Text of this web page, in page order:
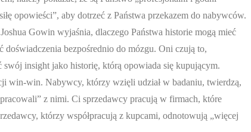
opowieści”, aby dotrzeć z Państwa przekazem do nabywców.
Gowin wyjaśnia, dlaczego Państwa historie mogą mieć
bezpośrednio do mózgu. Oni czują to,
insight jako historię, którą opowiada się kupującym.
win-win. Nabywcy, którzy wzięli udział w badaniu, twierdzą,
z nimi. Ci sprzedawcy pracują w firmach, które
którzy współpracują z kupcami, odnotowują „więcej